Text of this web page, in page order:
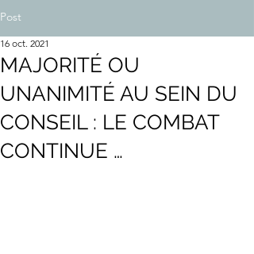
Post
MAJORITÉ OU
UNANIMITÉ AU SEIN DU
CONSEIL : LE COMBAT
CONTINUE …
16 oct. 2021